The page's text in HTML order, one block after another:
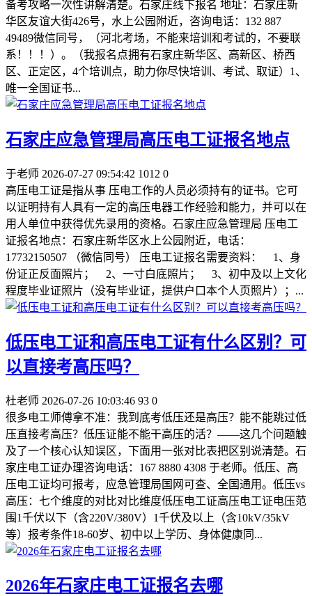
备考攻略一次性讲解清楚。石家庄线下报名 地址：石家庄新
华区友谊大街426号，水上公园附近，咨询电话：132 887
49489微信同号，（河北考场，不能来培训和考试的，不要联
系！！！）。（我报名点拥有石家庄新华区、高新区、桥西
区、正定区，4个培训点，助力你尽快培训、考试、取证）1、
唯一全国证书...
石家庄应急管理局高压电工证报名地点
于老师 2026-07-27 09:54:42 1012 0
高压电工证是指从事 压电工作的人员必须持有的证书。它可
以证明持有人具有一定的高压电器工作经验和能力，并可以在
用人单位中获得优先录用的资格。石家庄应急管理局 压电工
证报名地点：石家庄新华区水上公园附近，电话：
17732150507 （微信同号） 压电工证报名需要资料： 1、身
份证正反面照片； 2、一寸白底照片； 3、初中及以上文化
程度毕业证照片（没有毕业证，提供户口本个人页照片）；...
低压电工证和高压电工证有什么区别？可
以直接考高压吗？
杜老师 2026-07-26 10:03:46 93 0
很多电工师傅拿不准：我到底考低压还是高压？能不能跳过低
压直接考高压？低压证能不能干高压的活？——这几个问题触
及了一个核心认知误区，下面用一张对比表把区别说清楚。石
家庄电工证办理咨询电话：167 8880 4308 于老师。低压、高
压电工证均可报考，应急管理局国网可查、全国通用。低压vs
高压：七个维度的对比对比维度低压电工证高压电工证电压范
围1千伏以下（含220V/380V）1千伏及以上（含10kV/35kV
等）报考条件18-60岁、初中以上学历、身体健康同...
2026年石家庄电工证报名去哪